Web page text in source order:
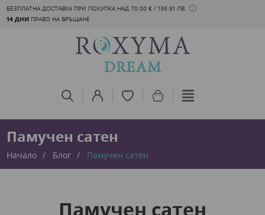
БЕЗПЛАТНА ДОСТАВКА ПРИ ПОКУПКА НАД 70.00 € / 136.91 ЛВ.
14 ДНИ ПРАВО НА ВРЪЩАНЕ
Памучен сатен
Начало Блог Памучен сатен
Памучен сатен